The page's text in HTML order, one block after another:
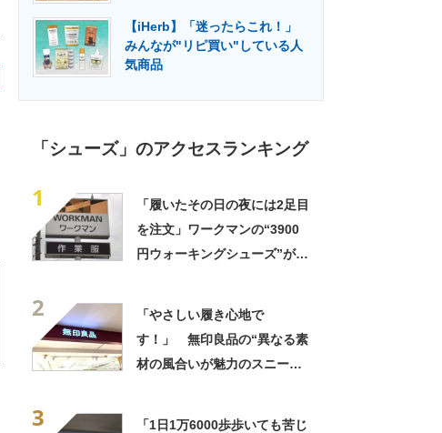
【iHerb】「迷ったらこれ！」
みんなが"リピ買い"している人
気商品
「シューズ」のアクセスランキング
1
「履いたその日の夜には2足目
を注文」ワークマンの“3900
円ウォーキングシューズ”が好
2
「やさしい履き心地で
す！」 無印良品の“異なる素
材の風合いが魅力のスニーカ
3
「1日1万6000歩歩いても苦じ